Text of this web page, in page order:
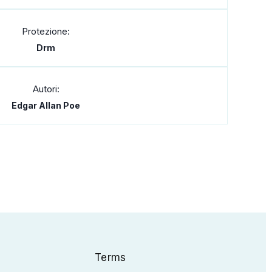
Protezione:
Drm
Autori:
Edgar Allan Poe
Terms